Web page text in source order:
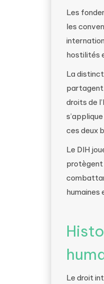
Les
les
hostilités
La
partagent
droits de
ces deux
Le DIH
protègent
humaines
Le droit